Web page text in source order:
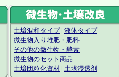
土壌混和タイプ
液体タイプ
微生物入り堆肥・肥料
その他の微生物・酵素
微生物のセット商品
土壌団粒化資材
土壌浸透剤